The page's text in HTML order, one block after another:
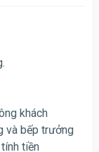
khách
và bếp trưởng
tiền